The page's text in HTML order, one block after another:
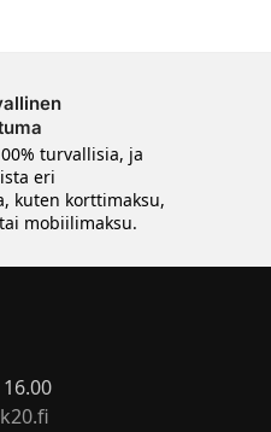
turvallisia, ja
eri
kuten korttimaksu,
mobiilimaksu.